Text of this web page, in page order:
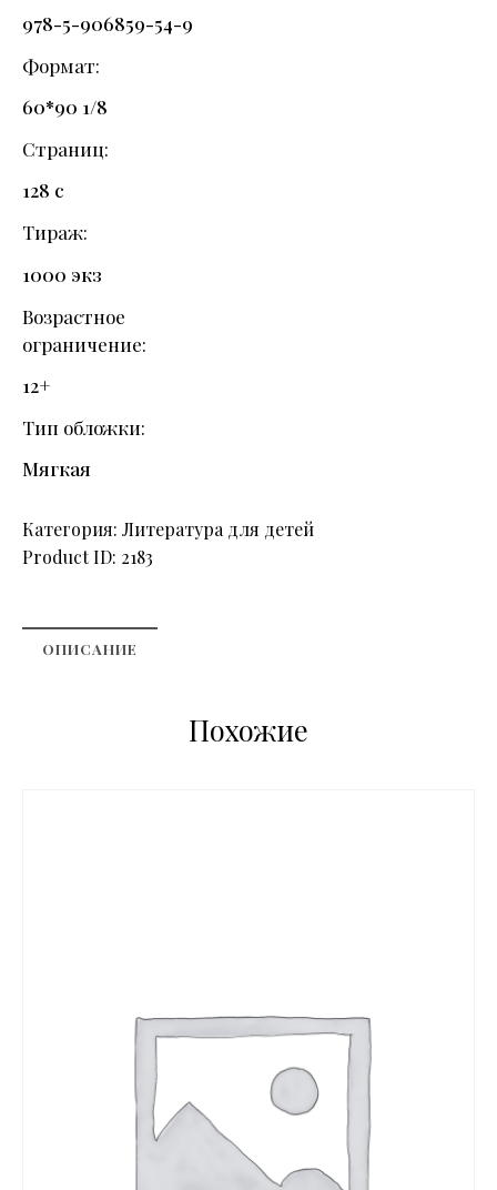
978-5-906859-54-9
Формат
60*90 1/8
Страниц
128 с
Тираж
1000 экз
Возрастное
ограничение
12+
Тип обложки
Мягкая
Категория: Литература для детей
Product ID: 2183
ОПИСАНИЕ
Похожие